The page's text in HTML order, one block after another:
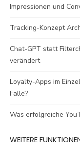
Impressionen und
Tracking-Konzept
Chat-GPT statt
verändert
Loyalty-Apps im
Falle?
Was erfolgreiche
WEITERE